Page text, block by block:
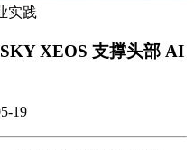
实践
XEOS 支撑头部 AI
19